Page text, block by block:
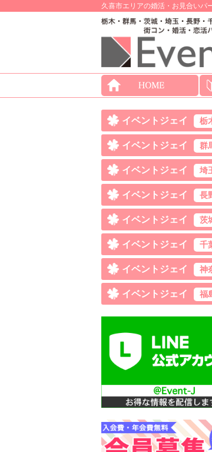
久喜市エリアの婚活・お見合い
イベントジェイ 栃
イベントジェイ 群
イベントジェイ 埼
イベントジェイ 長
イベントジェイ 茨
イベントジェイ 千
イベントジェイ 神
イベントジェイ 福